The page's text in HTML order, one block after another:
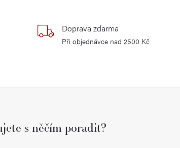
Doprava zdarma
Při objednávce nad 2500 Kč
s něčím poradit?